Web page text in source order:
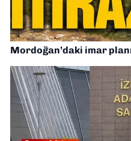
Mordoğan’daki imar